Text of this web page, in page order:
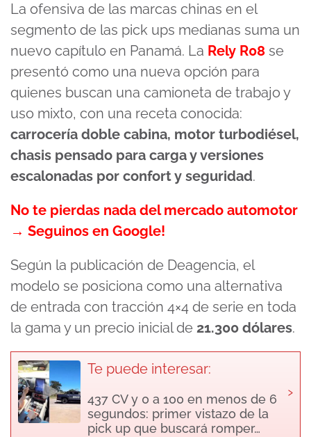
La ofensiva de las marcas chinas en el
segmento de las pick ups medianas suma un
nuevo capítulo en Panamá. La Rely R08 se
presentó como una nueva opción para
quienes buscan una camioneta de trabajo y
uso mixto, con una receta conocida:
carrocería doble cabina, motor turbodiésel,
chasis pensado para carga y versiones
escalonadas por confort y seguridad.
No te pierdas nada del mercado automotor
→ Seguinos en Google!
Según la publicación de Deagencia, el
modelo se posiciona como una alternativa
de entrada con tracción 4×4 de serie en toda
la gama y un precio inicial de 21.300 dólares.
Te puede interesar:
437 CV y 0 a 100 en menos de 6
segundos: primer vistazo de la
pick up que buscará romper…
›